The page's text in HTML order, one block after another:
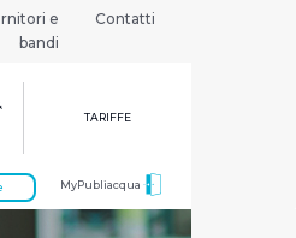
e
bandi
Contatti
TARIFFE
MyPubliacqua